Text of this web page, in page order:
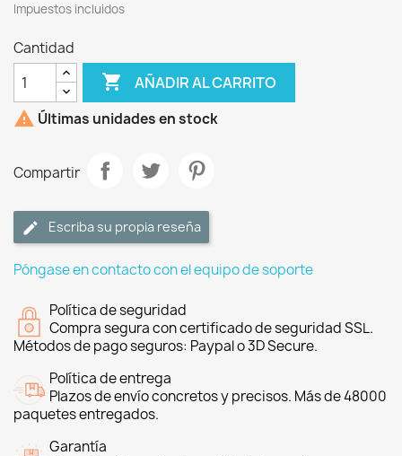
Impuestos incluidos
Cantidad
 AÑADIR AL CARRITO
 Últimas unidades en stock
Compartir
Escriba su propia reseña
Póngase en contacto con el equipo de soporte
Política de seguridad
Compra segura con certificado de seguridad SSL.
Métodos de pago seguros: Paypal o 3D Secure.
Política de entrega
Plazos de envío concretos y precisos. Más de 48000
paquetes entregados.
Garantía